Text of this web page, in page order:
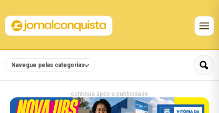
Navegue pelas categorias
continua após a publicidade